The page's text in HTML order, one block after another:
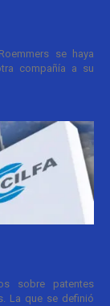
se haya
compañía a su
sobre patentes
La que se definió